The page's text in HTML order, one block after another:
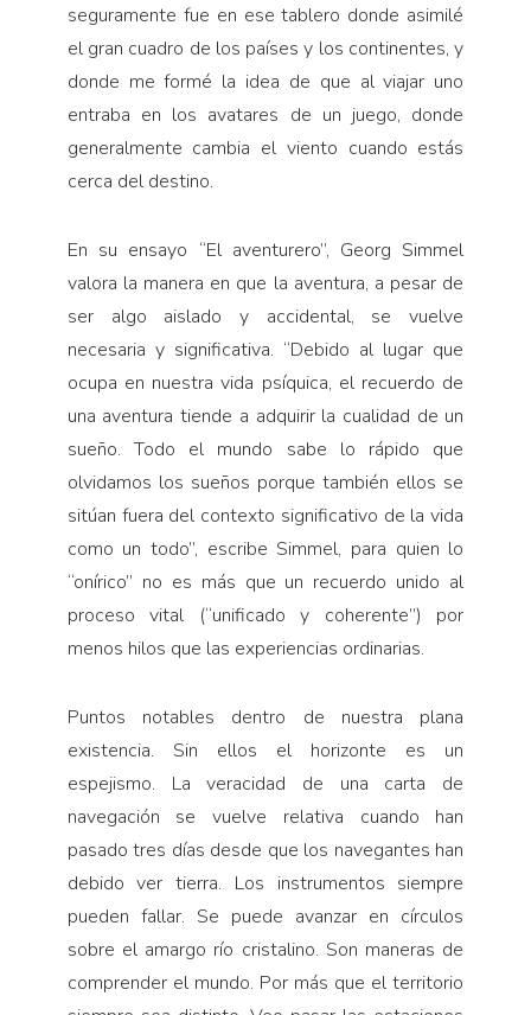
seguramente fue en ese tablero donde asimilé
el gran cuadro de los países y los continentes, y
donde me formé la idea de que al viajar uno
entraba en los avatares de un juego, donde
generalmente cambia el viento cuando estás
cerca del destino.
En su ensayo “El aventurero”, Georg Simmel
valora la manera en que la aventura, a pesar de
ser algo aislado y accidental, se vuelve
necesaria y significativa. “Debido al lugar que
ocupa en nuestra vida psíquica, el recuerdo de
una aventura tiende a adquirir la cualidad de un
sueño. Todo el mundo sabe lo rápido que
olvidamos los sueños porque también ellos se
sitúan fuera del contexto significativo de la vida
como un todo”, escribe Simmel, para quien lo
“onírico” no es más que un recuerdo unido al
proceso vital (“unificado y coherente”) por
menos hilos que las experiencias ordinarias.
Puntos notables dentro de nuestra plana
existencia. Sin ellos el horizonte es un
espejismo. La veracidad de una carta de
navegación se vuelve relativa cuando han
pasado tres días desde que los navegantes han
debido ver tierra. Los instrumentos siempre
pueden fallar. Se puede avanzar en círculos
sobre el amargo río cristalino. Son maneras de
comprender el mundo. Por más que el territorio